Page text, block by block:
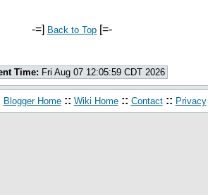
-=] Back to Top [=-
Time: Fri Aug 07 12:05:59 CDT 2026
Blogger Home :: Wiki Home :: Contact :: Privacy